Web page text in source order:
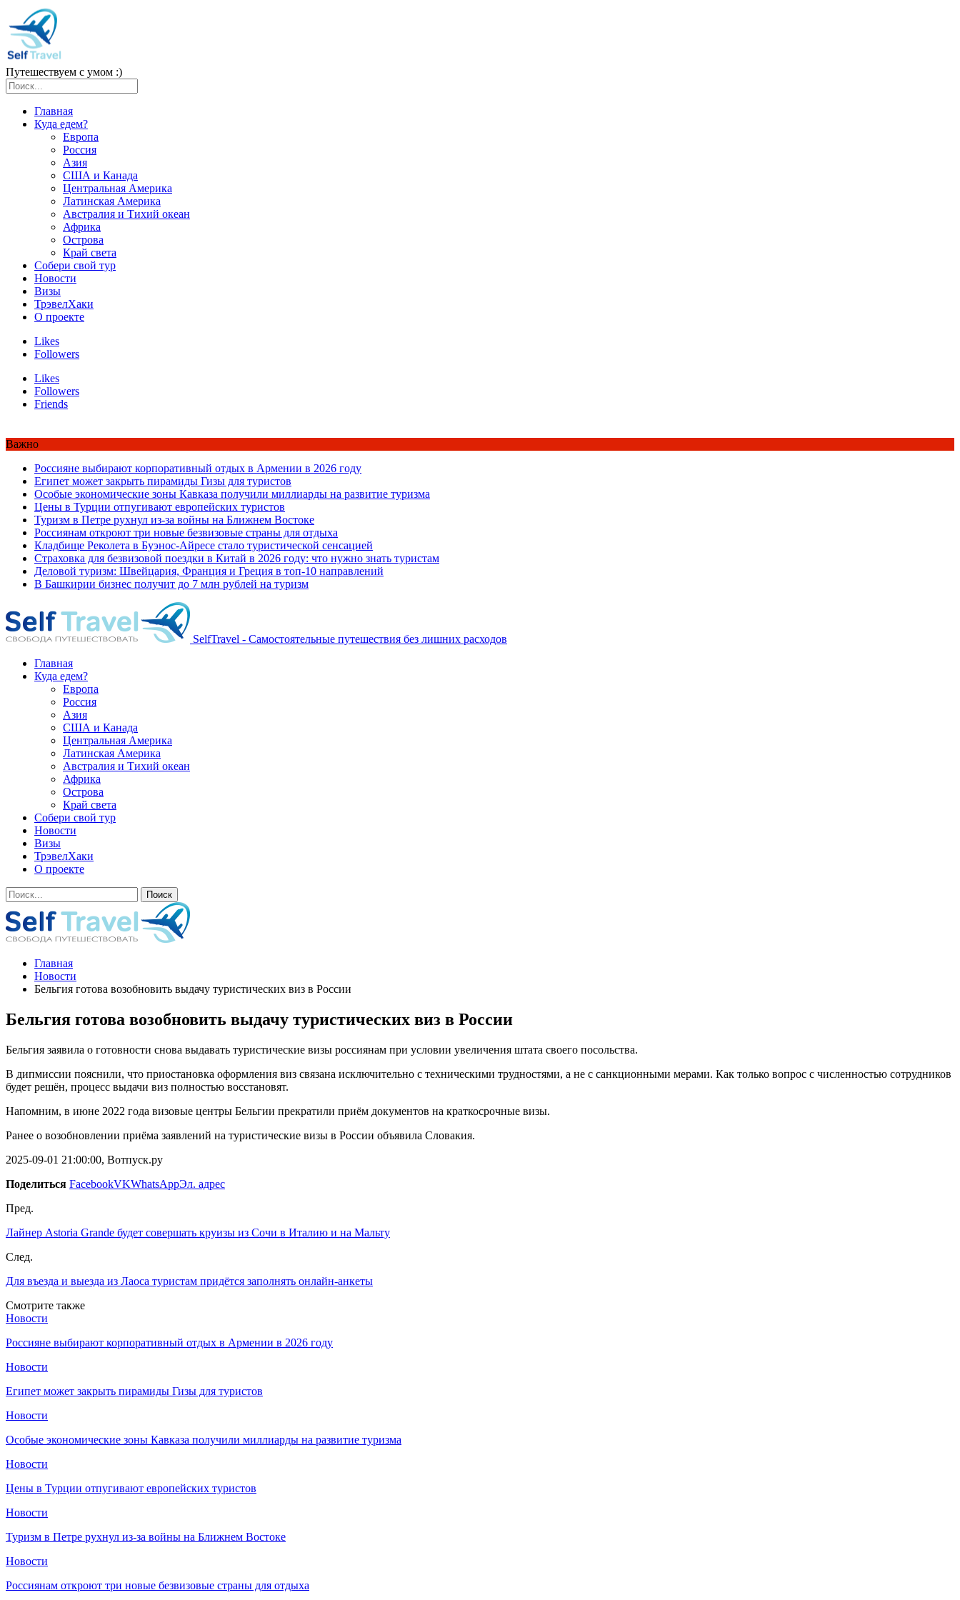
Путешествуем с умом :)
Главная
Куда едем?
Европа
Россия
Азия
США и Канада
Центральная Америка
Латинская Америка
Австралия и Тихий океан
Африка
Острова
Край света
Собери свой тур
Новости
Визы
ТрэвелХаки
О проекте
Likes
Followers
Likes
Followers
Friends
Важно
Россияне выбирают корпоративный отдых в Армении в 2026 году
Египет может закрыть пирамиды Гизы для туристов
Особые экономические зоны Кавказа получили миллиарды на развитие туризма
Цены в Турции отпугивают европейских туристов
Туризм в Петре рухнул из-за войны на Ближнем Востоке
Россиянам откроют три новые безвизовые страны для отдыха
Кладбище Реколета в Буэнос-Айресе стало туристической сенсацией
Страховка для безвизовой поездки в Китай в 2026 году: что нужно знать туристам
Деловой туризм: Швейцария, Франция и Греция в топ-10 направлений
В Башкирии бизнес получит до 7 млн рублей на туризм
SelfTravel - Самостоятельные путешествия без лишних расходов
Главная
Куда едем?
Европа
Россия
Азия
США и Канада
Центральная Америка
Латинская Америка
Австралия и Тихий океан
Африка
Острова
Край света
Собери свой тур
Новости
Визы
ТрэвелХаки
О проекте
Главная
Новости
Бельгия готова возобновить выдачу туристических виз в России
Бельгия готова возобновить выдачу туристических виз в России
Бельгия заявила о готовности снова выдавать туристические визы россиянам при условии увеличения штата своего посольства.
В дипмиссии пояснили, что приостановка оформления виз связана исключительно с техническими трудностями, а не с санкционными мерами. Как только вопрос с численностью сотрудников
будет решён, процесс выдачи виз полностью восстановят.
Напомним, в июне 2022 года визовые центры Бельгии прекратили приём документов на краткосрочные визы.
Ранее о возобновлении приёма заявлений на туристические визы в России объявила Словакия.
2025-09-01 21:00:00, Вотпуск.ру
Поделиться FacebookVKWhatsAppЭл. адрес
Пред.
Лайнер Astoria Grande будет совершать круизы из Сочи в Италию и на Мальту
След.
Для въезда и выезда из Лаоса туристам придётся заполнять онлайн-анкеты
Смотрите также
Новости
Россияне выбирают корпоративный отдых в Армении в 2026 году
Новости
Египет может закрыть пирамиды Гизы для туристов
Новости
Особые экономические зоны Кавказа получили миллиарды на развитие туризма
Новости
Цены в Турции отпугивают европейских туристов
Новости
Туризм в Петре рухнул из-за войны на Ближнем Востоке
Новости
Россиянам откроют три новые безвизовые страны для отдыха